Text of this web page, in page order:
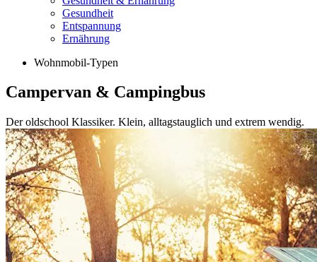
Gesundheit
Entspannung
Ernährung
Wohnmobil-Typen
Campervan & Campingbus
Der oldschool Klassiker. Klein, alltagstauglich und extrem wendig.